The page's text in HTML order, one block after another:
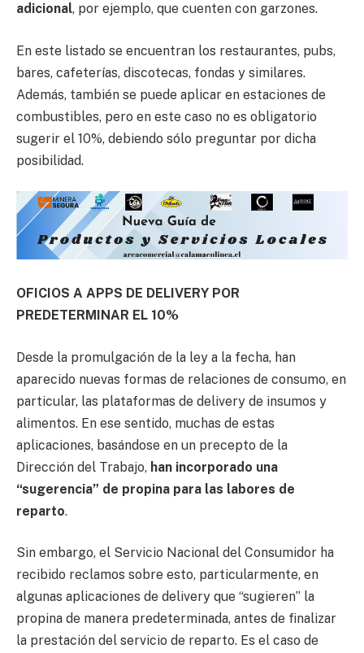
adicional, por ejemplo, que cuenten con garzones.
En este listado se encuentran los restaurantes, pubs,
bares, cafeterías, discotecas, fondas y similares.
Además, también se puede aplicar en estaciones de
combustibles, pero en este caso no es obligatorio
sugerir el 10%, debiendo sólo preguntar por dicha
posibilidad.
OFICIOS A APPS DE DELIVERY POR
PREDETERMINAR EL 10%
Desde la promulgación de la ley a la fecha, han
aparecido nuevas formas de relaciones de consumo, en
particular, las plataformas de delivery de insumos y
alimentos. En ese sentido, muchas de estas
aplicaciones, basándose en un precepto de la
Dirección del Trabajo, han incorporado una
“sugerencia” de propina para las labores de
reparto.
Sin embargo, el Servicio Nacional del Consumidor ha
recibido reclamos sobre esto, particularmente, en
algunas aplicaciones de delivery que “sugieren” la
propina de manera predeterminada, antes de finalizar
la prestación del servicio de reparto. Es el caso de